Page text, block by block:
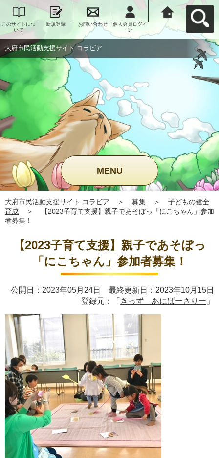
このサイトにつ
いて
新規登録 お問い合わせ
個人会員ログイ
ン
大府市民活動支
援サイト コラビ
アへ戻る
大府市民活動支援サイト コラビア
MENU
大府市民活動支援サイト コラビア ＞ 募集 ＞
子どもの健全
育成
＞
【2023子育て支援】親子であそぼっ「にこちゃん」参加
者募集！
【2023子育て支援】親子であそぼっ
「にこちゃん」参加者募集！
公開日：2023年05月24日 最終更新日：2023年10月15日
登録元：「 きっず あにばーさりー 」